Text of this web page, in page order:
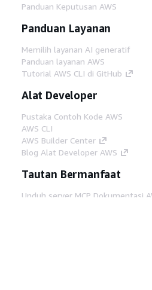
Panduan Keputusan AWS
Panduan Layanan
Memilih layanan AI generatif
Panduan layanan AWS
Tutorial AWS CLI di GitHub
Alat Developer
Pustaka Contoh Kode AWS
AWS CLI
AWS Builder Center
Blog Alat Developer AWS
Tautan Bermanfaat
Unduh server MCP Dokumentasi